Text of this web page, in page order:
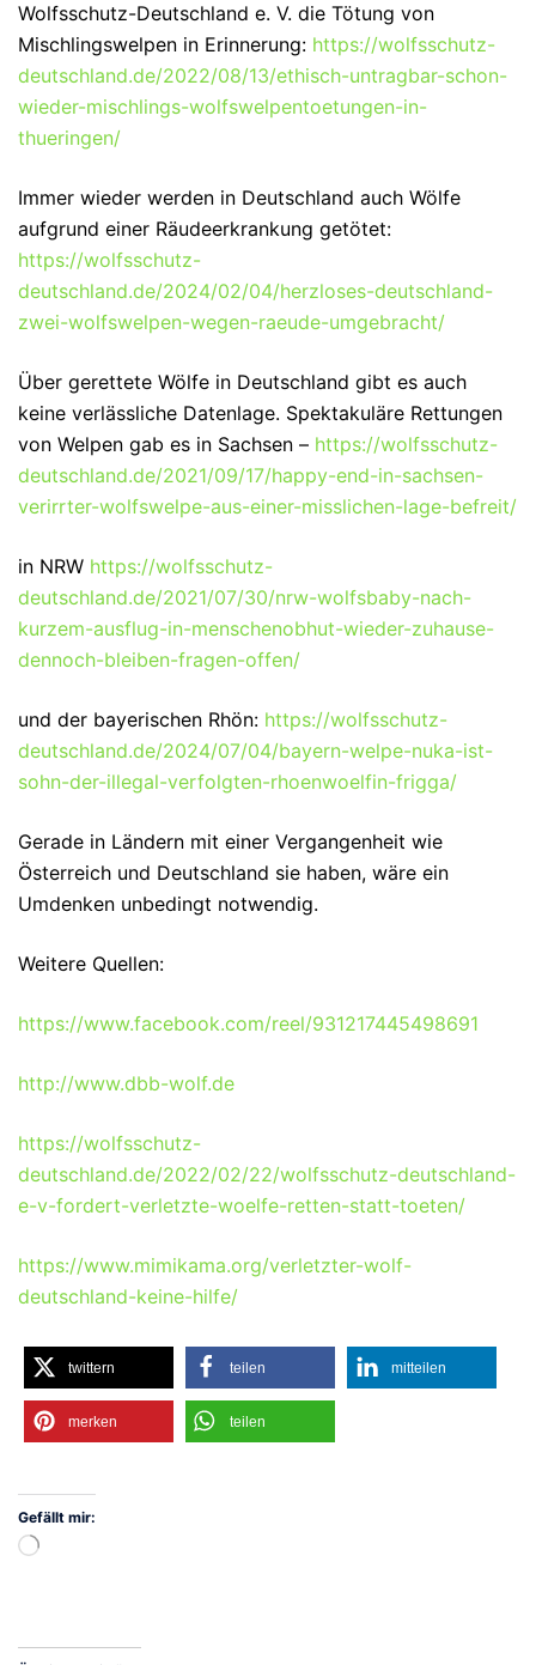
Wolfsschutz-Deutschland e. V. die Tötung von
Mischlingswelpen in Erinnerung: https://wolfsschutz-
deutschland.de/2022/08/13/ethisch-untragbar-schon-
wieder-mischlings-wolfswelpentoetungen-in-
thueringen/
Immer wieder werden in Deutschland auch Wölfe
aufgrund einer Räudeerkrankung getötet:
https://wolfsschutz-
deutschland.de/2024/02/04/herzloses-deutschland-
zwei-wolfswelpen-wegen-raeude-umgebracht/
Über gerettete Wölfe in Deutschland gibt es auch
keine verlässliche Datenlage. Spektakuläre Rettungen
von Welpen gab es in Sachsen – https://wolfsschutz-
deutschland.de/2021/09/17/happy-end-in-sachsen-
verirrter-wolfswelpe-aus-einer-misslichen-lage-befreit/
in NRW https://wolfsschutz-
deutschland.de/2021/07/30/nrw-wolfsbaby-nach-
kurzem-ausflug-in-menschenobhut-wieder-zuhause-
dennoch-bleiben-fragen-offen/
und der bayerischen Rhön: https://wolfsschutz-
deutschland.de/2024/07/04/bayern-welpe-nuka-ist-
sohn-der-illegal-verfolgten-rhoenwoelfin-frigga/
Gerade in Ländern mit einer Vergangenheit wie
Österreich und Deutschland sie haben, wäre ein
Umdenken unbedingt notwendig.
Weitere Quellen:
https://www.facebook.com/reel/931217445498691
http://www.dbb-wolf.de
https://wolfsschutz-
deutschland.de/2022/02/22/wolfsschutz-deutschland-
e-v-fordert-verletzte-woelfe-retten-statt-toeten/
https://www.mimikama.org/verletzter-wolf-
deutschland-keine-hilfe/
twittern teilen mitteilen
merken teilen
Gefällt mir:
Wird